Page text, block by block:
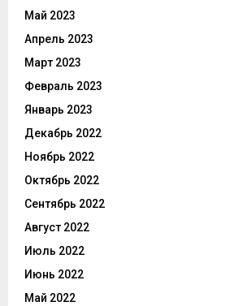
Май 2023
Апрель 2023
Март 2023
Февраль 2023
Январь 2023
Декабрь 2022
Ноябрь 2022
Октябрь 2022
Сентябрь 2022
Август 2022
Июль 2022
Июнь 2022
Май 2022